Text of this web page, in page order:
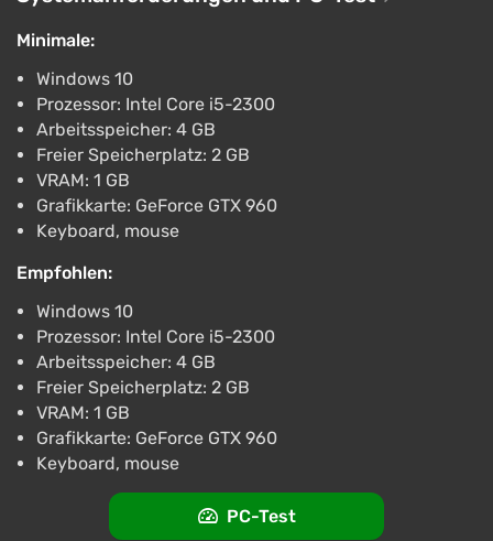
Minimale:
Windows 10
Prozessor: Intel Core i5-2300
Arbeitsspeicher: 4 GB
Freier Speicherplatz: 2 GB
VRAM: 1 GB
Grafikkarte: GeForce GTX 960
Keyboard, mouse
Empfohlen:
Windows 10
Prozessor: Intel Core i5-2300
Arbeitsspeicher: 4 GB
Freier Speicherplatz: 2 GB
VRAM: 1 GB
Grafikkarte: GeForce GTX 960
Keyboard, mouse
PC-Test